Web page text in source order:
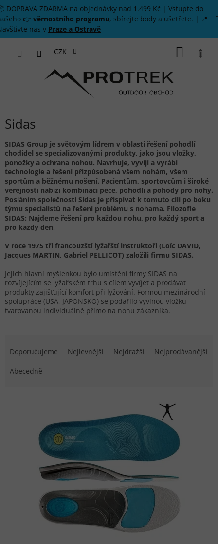
Přejít na obsah
DOPRAVA ZDARMA na objednávky nad 1.499 Kč | Vstupte do
👉 věrnostního programu, sbírejte body a ušetřete. | 📍
nás v Praze a Ostravě
CZK
Sidas
SIDAS Group je světovým lídrem v oblasti řešení pohodlí
chodidel se specializovanými produkty, jako jsou vložky,
ponožky a ochrana nohou. Navrhuje, vyvíjí a vyrábí
technologie a řešení přizpůsobená všem nohám, všem
sportům a běžnému nošení. Pacientům, sportovcům i široké
veřejnosti nabízí kombinaci péče, pohodlí a pohody pro nohy.
Posláním společnosti Sidas je přispívat k tomuto cíli po boku
týmu specialistů na řešení problému s nohama. Filozofie
SIDAS: Najdeme řešení pro každou nohu, pro každý sport a
pro každý den.
V roce 1975 tři francouzští lyžařští instruktoři (Loïc DAVID,
Jacques MARTIN, Gabriel PELLICOT) založili firmu SIDAS.
Jejich hlavní myšlenkou bylo umístění firmy SIDAS na
rozvíjejícím se lyžařském trhu s cílem vyvíjet a prodávat
produkty zajišťující komfort při lyžování. Formou mezinárodní
spolupráce (USA, JAPONSKO) se podařilo vyvinou vložku
tvarovanou individuálně přímo na nohu zákazníka.
Doporučujeme Nejlevnější Nejdražší Nejprodávanější
Abecedně